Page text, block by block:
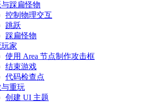
与踩扁怪物
控制物理交互
跳跃
踩扁怪物
家
使用 Area 节点制作攻击框
结束游戏
代码检查点
重玩
创建 UI 主题